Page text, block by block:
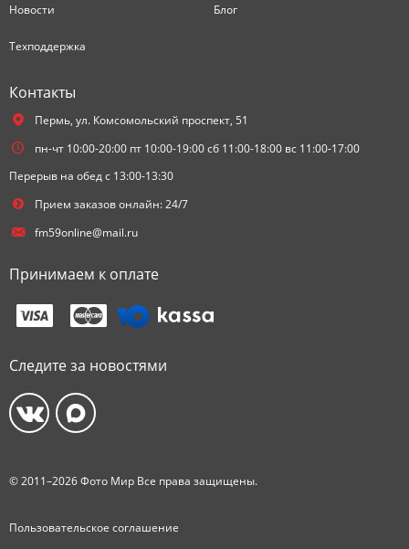
Новости Блог
Техподдержка
Контакты
Пермь, ул. Комсомольский проспект, 51
пн-чт 10:00-20:00 пт 10:00-19:00 сб 11:00-18:00 вс 11:00-17:00
Перерыв на обед с 13:00-13:30
Прием заказов онлайн: 24/7
fm59online@mail.ru
Принимаем к оплате
Следите за новостями
© 2011–2026 Фото Мир Все права защищены.
Пользовательское соглашение